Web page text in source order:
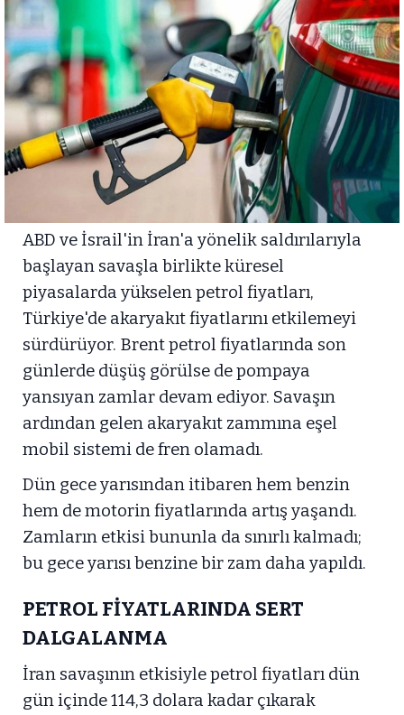
ABD ve İsrail'in İran'a yönelik saldırılarıyla
başlayan savaşla birlikte küresel
piyasalarda yükselen petrol fiyatları,
Türkiye'de akaryakıt fiyatlarını etkilemeyi
sürdürüyor. Brent petrol fiyatlarında son
günlerde düşüş görülse de pompaya
yansıyan zamlar devam ediyor. Savaşın
ardından gelen akaryakıt zammına eşel
mobil sistemi de fren olamadı.
Dün gece yarısından itibaren hem benzin
hem de motorin fiyatlarında artış yaşandı.
Zamların etkisi bununla da sınırlı kalmadı;
bu gece yarısı benzine bir zam daha yapıldı.
PETROL FİYATLARINDA SERT
DALGALANMA
İran savaşının etkisiyle petrol fiyatları dün
gün içinde 114,3 dolara kadar çıkarak